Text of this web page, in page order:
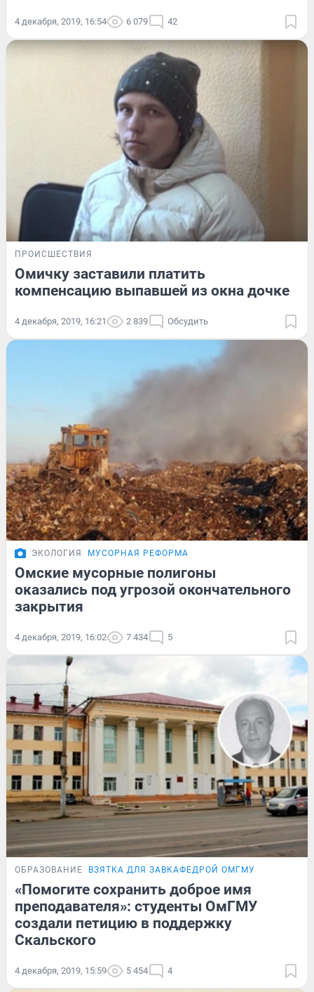
4 декабря, 2019, 16:54 6 079 42
ПРОИСШЕСТВИЯ
Омичку заставили платить
компенсацию выпавшей из окна дочке
4 декабря, 2019, 16:21 2 839 Обсудить
ЭКОЛОГИЯ МУСОРНАЯ РЕФОРМА
Омские мусорные полигоны
оказались под угрозой окончательного
закрытия
4 декабря, 2019, 16:02 7 434 5
ОБРАЗОВАНИЕ ВЗЯТКА ДЛЯ ЗАВКАФЕДРОЙ ОМГМУ
«Помогите сохранить доброе имя
преподавателя»: студенты ОмГМУ
создали петицию в поддержку
Скальского
4 декабря, 2019, 15:59 5 454 4